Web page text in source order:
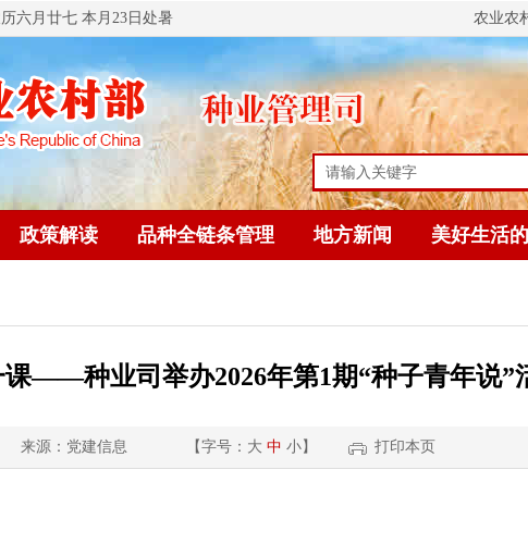
六月廿七 本月23日处暑 农业农
政策解读 品种全链条管理 地方新闻 美好生活
——种业司举办2026年第1期“种子青年说”
来源：党建信息 【字号： 大 中 小】 打印本页